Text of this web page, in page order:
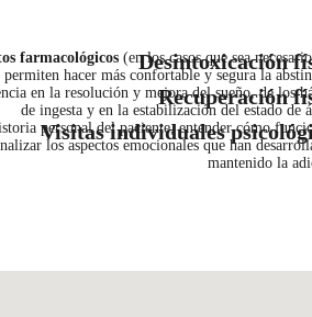
Desintoxicación
farmacológicos (en los casos que sea
permiten hacer más confortable y segura la
Recuperación
en la resolución y mejora del sueño, de los
de ingesta y en la estabilización del estado de
Visitas individuales
personal del paciente, entender cómo
los aspectos emocionales que han
mantenido la